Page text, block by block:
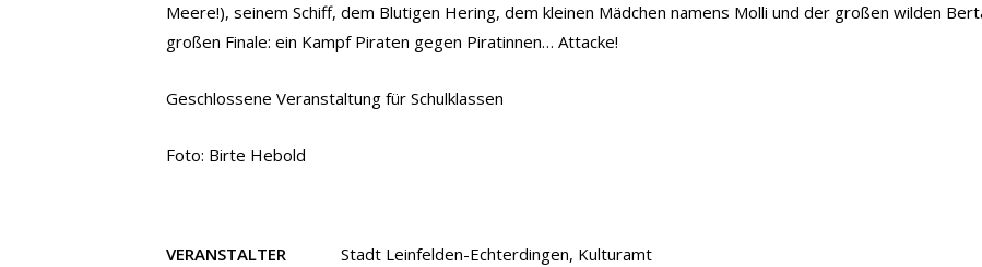
Meere!), seinem Schiff, dem Blutigen Hering, dem kleinen Mädchen namens Molli und der großen wilden
großen Finale: ein Kampf Piraten gegen Piratinnen… Attacke!
Geschlossene Veranstaltung für Schulklassen
Foto: Birte Hebold
VERANSTALTER Stadt Leinfelden-Echterdingen, Kulturamt